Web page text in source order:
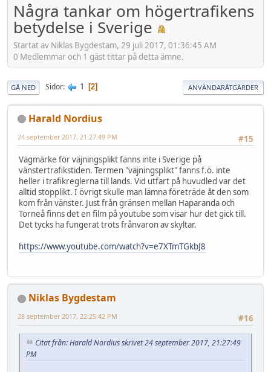
Några tankar om högertrafikens
betydelse i Sverige
Startat av Niklas Bygdestam, 29 juli 2017, 01:36:45 AM
0 Medlemmar och 1 gäst tittar på detta ämne.
GÅ NED Sidor 1 2 ANVÄNDARÅTGÄRDER
Harald Nordius
#15
24 september 2017, 21:27:49 PM
Vägmärke för väjningsplikt fanns inte i Sverige på
vänstertrafikstiden. Termen "väjningsplikt" fanns f.ö. inte
heller i trafikreglerna till lands. Vid utfart på huvudled var det
alltid stopplikt. I övrigt skulle man lämna företräde åt den som
kom från vänster. Just från gränsen mellan Haparanda och
Torneå finns det en film på youtube som visar hur det gick till.
Det tycks ha fungerat trots frånvaron av skyltar.
https://www.youtube.com/watch?v=e7XTmTGkbJ8
Niklas Bygdestam
#16
28 september 2017, 22:25:42 PM
Citat från: Harald Nordius skrivet 24 september 2017, 21:27:49
PM